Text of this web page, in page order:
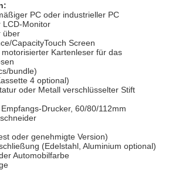
PC oder industrieller PC
LCD-Monitor
über
CapacityTouch Screen
Kartenleser für das
bundle)
4 optional)
oder Metall verschlüsselter Stift
Drucker, 60/80/112mm
oder genehmigte Version)
(Edelstahl, Aluminium optional)
Automobilfarbe